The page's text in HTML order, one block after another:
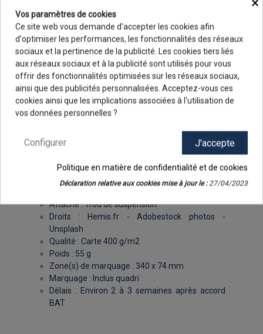
se démarquer ! (Voir modèle ici
Ce classique du calendrier bancaire illustré est
présenté à un excellent rapport qualité/prix et vous
permet, pour quelques centimes d'euros par jour, de
rester présent toute l'année à la vue de vos
interlocuteurs, clients ou prescripteurs.
INFOS PRODUIT
Format : 43 x 33,5 cm
Infos : Phases lunaires - Quantièmes - Congés
scolaires - N° de semaines - Fêtes
Attache : Trou de suspension
Droits : Hemis.fr - Adobestock photos -
Unsplash
Qualité : Carte 400 g/m2
Poids : 55 g
Zone(s) de marquage : 340 x 74 mm
Marquage : Inclus quadri
Délais : Environ 2 à 3 semaines après accord
BAT
Vos paramètres de cookies
Ce site web vous demande d'accepter les cookies afin
d'optimiser les performances, les fonctionnalités des réseaux
sociaux et la pertinence de la publicité. Les cookies tiers liés
aux réseaux sociaux et à la publicité sont utilisés pour vous
offrir des fonctionnalités optimisées sur les réseaux sociaux,
ainsi que des publicités personnalisées. Acceptez-vous ces
cookies ainsi que les implications associées à l'utilisation de
vos données personnelles ?
J'accepte
Configurer
Politique en matière de confidentialité et de cookies
Déclaration relative aux cookies mise à jour le :27/04/2023